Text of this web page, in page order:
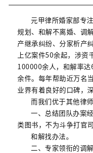
元甲律所婚家部专
规划、和解不离婚、调
产继承纠纷、分家析产
上亿案件50余起，涉
100000余人，和解率
余件。每年帮助近万名
业界有着良好的口碑，
而我们优于其他律
一、总结团队办案
类图书，不为斗争打官
和解找办法。
二、专家领衔的调